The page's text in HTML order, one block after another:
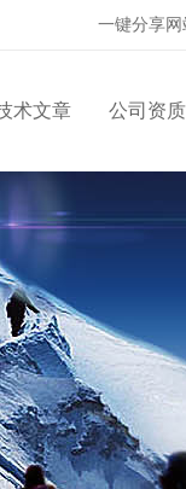
一键分享网
术文章 公司资质